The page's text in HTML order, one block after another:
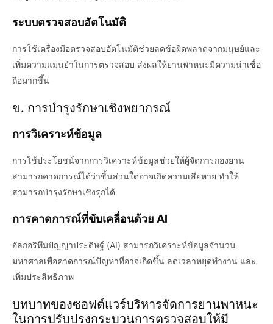
ระบบตรวจสอบอัตโนมัติ
การใช้เครื่องมือตรวจสอบอัตโนมัติช่วยลดข้อผิดพลาดจากมนุษย์และ
เพิ่มความแม่นยำในการตรวจสอบ ส่งผลให้ยานพาหนะมีความน่าเชื่อ
ถือมากขึ้น
ข. การบำรุงรักษาเชิงพยากรณ์
การวิเคราะห์ข้อมูล
การใช้ประโยชน์จากการวิเคราะห์ข้อมูลช่วยให้ผู้จัดการกองยาน
สามารถคาดการณ์ได้ว่าชิ้นส่วนใดอาจเกิดความเสียหาย ทำให้
สามารถบำรุงรักษาเชิงรุกได้
การคาดการณ์ที่ขับเคลื่อนด้วย AI
อัลกอริทึมปัญญาประดิษฐ์ (AI) สามารถวิเคราะห์ข้อมูลจำนวน
มหาศาลเพื่อคาดการณ์ปัญหาที่อาจเกิดขึ้น ลดเวลาหยุดทำงาน และ
เพิ่มประสิทธิภาพ
บทบาทของซอฟต์แวร์บริหารจัดการยานพาหนะ
ในการปรับปรุงกระบวนการตรวจสอบให้มี